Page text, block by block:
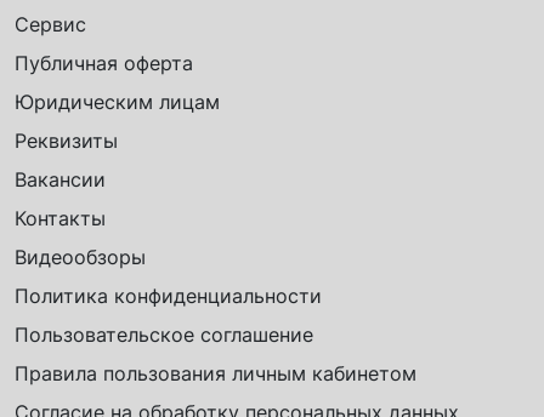
Сервис
Публичная оферта
Юридическим лицам
Реквизиты
Вакансии
Контакты
Видеообзоры
Политика конфиденциальности
Пользовательское соглашение
Правила пользования личным кабинетом